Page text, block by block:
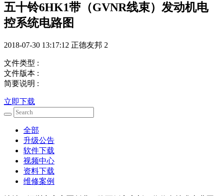
五十铃6HK1带（GVNR线束）发动机电
控系统电路图
2018-07-30 13:17:12 正德友邦 2
文件类型 :
文件版本 :
简要说明 :
立即下载
全部
升级公告
软件下载
视频中心
资料下载
维修案例